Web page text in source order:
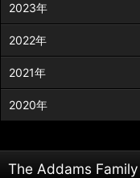
The Addams Family
2023年
2022年
2021年
2020年